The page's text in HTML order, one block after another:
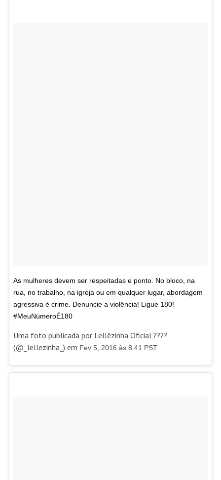
As mulheres devem ser respeitadas e ponto. No bloco, na
rua, no trabalho, na igreja ou em qualquer lugar, abordagem
agressiva é crime. Denuncie a violência! Ligue 180!
#MeuNúmeroÉ180
Uma foto publicada por Lellêzinha Oficial ????
(@_lellezinha_) em Fev 5, 2016 às 8:41 PST